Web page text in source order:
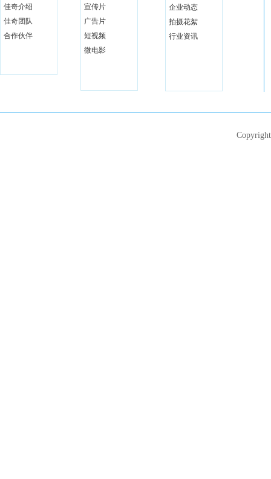
佳奇介绍
佳奇团队
合作伙伴
宣传片
广告片
短视频
微电影
企业动态
拍摄花絮
行业资讯